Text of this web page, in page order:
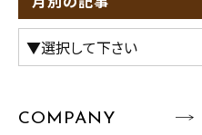
COMPANY